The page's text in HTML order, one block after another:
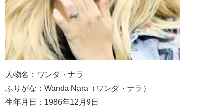
人物名：ワンダ・ナラ
ふりがな：Wanda Nara（ワンダ・ナラ）
生年月日：1986年12月9日